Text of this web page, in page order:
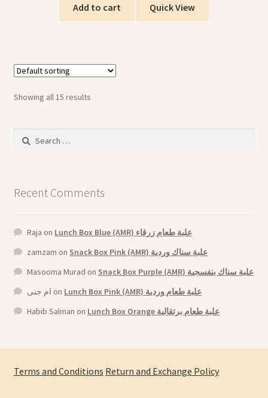
Add to cart Quick View
Showing all 15 results
Search
Recent Comments
Raja on
Lunch Box Blue (AMR) علبة طعام زرقاء
zamzam on
Snack Box Pink (AMR) علبة سناك وردية
Masooma Murad on
Snack Box Purple (AMR) علبة سناك بنفسجية
ام جنى on
Lunch Box Pink (AMR) علبة طعام وردية
Habib Salman on Lunch Box Orange علبة طعام برتقالية
Terms and Conditions Return and Exchange Policy